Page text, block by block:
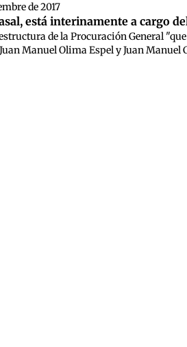
de 2017
está interinamente a cargo
de la Procuración General
Manuel Olima Espel y Juan Manuel